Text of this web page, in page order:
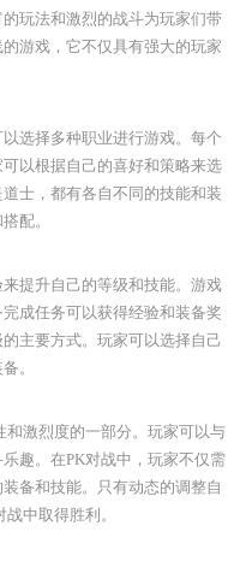
玩法和激烈的战斗为玩家们带
游戏，它不仅具有强大的玩家
选择多种职业进行游戏。每个
以根据自己的喜好和策略来选
士，都有各自不同的技能和装
配。
提升自己的等级和技能。游戏
成任务可以获得经验和装备奖
主要方式。玩家可以选择自己
。
和激烈度的一部分。玩家可以与
趣。在PK对战中，玩家不仅需
备和技能。只有动态的调整自
中取得胜利。